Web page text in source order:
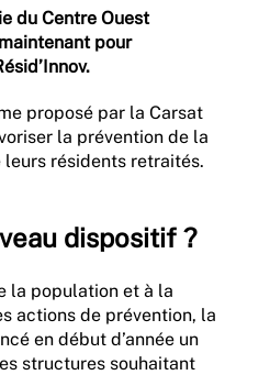
du Centre Ouest
pour
proposé par la Carsat
la prévention de la
leurs résidents retraités.
dispositif ?
la population et à la
actions de prévention, la
en début d’année un
structures souhaitant